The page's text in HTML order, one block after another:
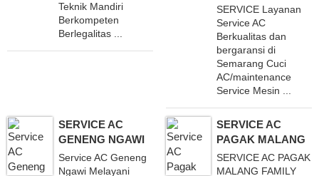
Teknik Mandiri
Berkompeten
Berlegalitas ...
SERVICE Layanan
Service AC
Berkualitas dan
bergaransi di
Semarang Cuci
AC/maintenance
Service Mesin ...
SERVICE AC
GENENG NGAWI
Service AC Geneng
Ngawi Melayani
SERVICE AC
PAGAK MALANG
SERVICE AC PAGAK
MALANG FAMILY